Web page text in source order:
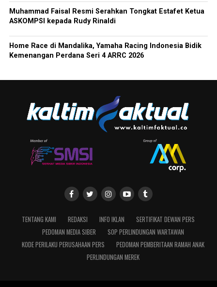
Muhammad Faisal Resmi Serahkan Tongkat Estafet Ketua
ASKOMPSI kepada Rudy Rinaldi
Home Race di Mandalika, Yamaha Racing Indonesia Bidik
Kemenangan Perdana Seri 4 ARRC 2026
TENTANG KAMI REDAKSI INFO IKLAN
SERTIFIKAT DEWAN PERS
PEDOMAN MEDIA SIBER
SOP PERLINDUNGAN WARTAWAN
KODE PERILAKU PERUSAHAAN PERS
PEDOMAN PEMBERITAAN RAMAH ANAK
PERLINDUNGAN MEREK